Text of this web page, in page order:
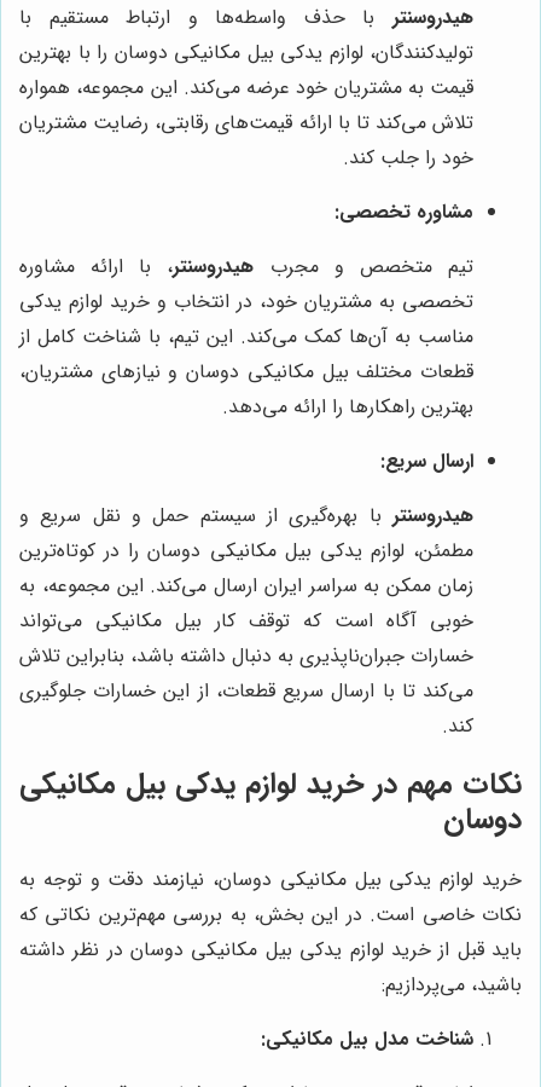
هیدروسنتر با حذف واسطه‌ها و ارتباط مستقیم با
تولیدکنندگان، لوازم یدکی بیل مکانیکی دوسان را با بهترین
قیمت به مشتریان خود عرضه می‌کند. این مجموعه، همواره
تلاش می‌کند تا با ارائه قیمت‌های رقابتی، رضایت مشتریان
خود را جلب کند.
مشاوره تخصصی:
تیم متخصص و مجرب هیدروسنتر، با ارائه مشاوره
تخصصی به مشتریان خود، در انتخاب و خرید لوازم یدکی
مناسب به آن‌ها کمک می‌کند. این تیم، با شناخت کامل از
قطعات مختلف بیل مکانیکی دوسان و نیازهای مشتریان،
بهترین راهکارها را ارائه می‌دهد.
ارسال سریع:
هیدروسنتر با بهره‌گیری از سیستم حمل و نقل سریع و
مطمئن، لوازم یدکی بیل مکانیکی دوسان را در کوتاه‌ترین
زمان ممکن به سراسر ایران ارسال می‌کند. این مجموعه، به
خوبی آگاه است که توقف کار بیل مکانیکی می‌تواند
خسارات جبران‌ناپذیری به دنبال داشته باشد، بنابراین تلاش
می‌کند تا با ارسال سریع قطعات، از این خسارات جلوگیری
کند.
نکات مهم در خرید لوازم یدکی بیل مکانیکی
دوسان
خرید لوازم یدکی بیل مکانیکی دوسان، نیازمند دقت و توجه به
نکات خاصی است. در این بخش، به بررسی مهم‌ترین نکاتی که
باید قبل از خرید لوازم یدکی بیل مکانیکی دوسان در نظر داشته
باشید، می‌پردازیم:
شناخت مدل بیل مکانیکی: